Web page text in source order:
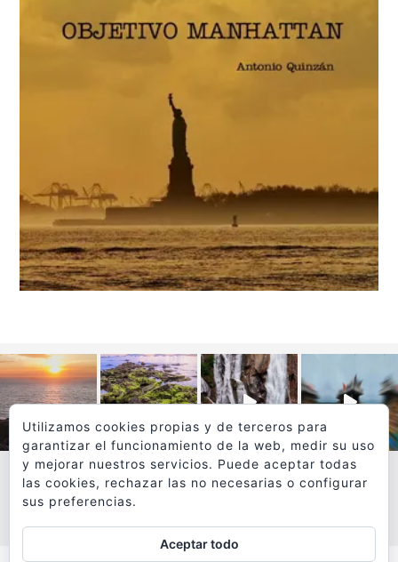
VER MÁS
Utilizamos cookies propias y de terceros para
garantizar el funcionamiento de la web, medir su uso
y mejorar nuestros servicios. Puede aceptar todas
las cookies, rechazar las no necesarias o configurar
sus preferencias.
Aceptar todo